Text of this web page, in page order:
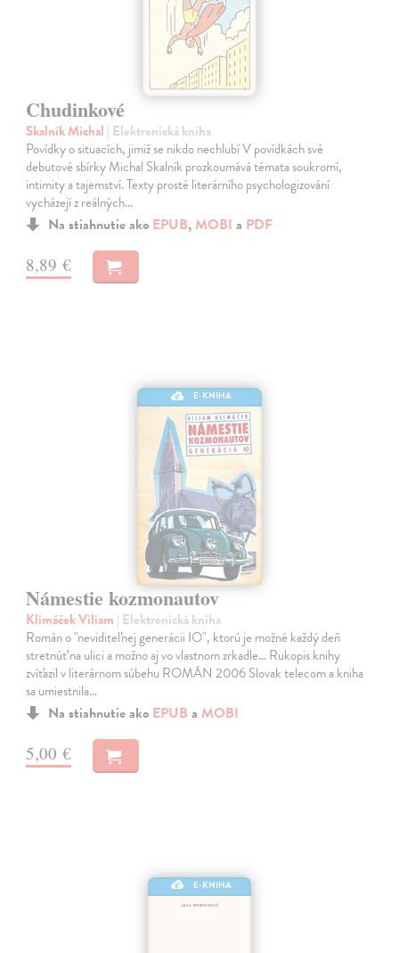
Chudinkové
Skalník Michal | Elektronická kniha
Povídky o situacích, jimiž se nikdo nechlubí V povídkách své
debutové sbírky Michal Skalník prozkoumává témata soukromí,
intimity a tajemství. Texty prosté literárního psychologizování
vycházejí z reálných…
Na stiahnutie ako EPUB, MOBI a PDF
8,89 €
E-KNIHA
Námestie kozmonautov
Klimáček Viliam | Elektronická kniha
Román o "neviditeľnej generácii IO", ktorú je možné každý deň
stretnúť na ulici a možno aj vo vlastnom zrkadle... Rukopis knihy
zvíťazil v literárnom súbehu ROMÁN 2006 Slovak telecom a kniha
sa umiestnila…
Na stiahnutie ako EPUB a MOBI
5,00 €
E-KNIHA